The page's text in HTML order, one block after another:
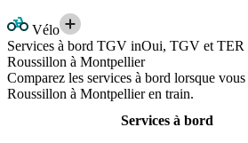
Vélo
Services à bord TGV inOui, TGV et TER
Roussillon à Montpellier
Comparez les services à bord lorsque
Roussillon à Montpellier en train.
Services à bord